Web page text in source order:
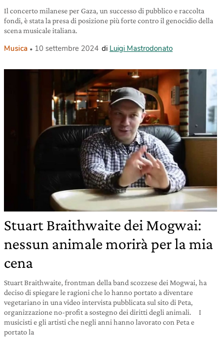
Il concerto milanese per Gaza, un successo di pubblico e raccolta
fondi, è stata la presa di posizione più forte contro il genocidio della
scena musicale italiana.
Musica 10 settembre 2024 di Luigi Mastrodonato
Stuart Braithwaite dei Mogwai:
nessun animale morirà per la mia
cena
Stuart Braithwaite, frontman della band scozzese dei Mogwai, ha
deciso di spiegare le ragioni che lo hanno portato a diventare
vegetariano in una video intervista pubblicata sul sito di Peta,
organizzazione no-profit a sostegno dei diritti degli animali. I
musicisti e gli artisti che negli anni hanno lavorato con Peta e
portato la